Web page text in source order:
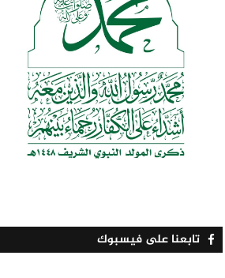
تابعنا على فيسبوك